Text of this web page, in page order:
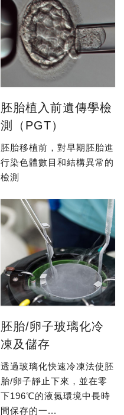
胚胎植入前遺傳學檢
測（PGT）
胚胎移植前，對早期胚胎進
行染色體數目和結構異常的
檢測
胚胎/卵子玻璃化冷
凍及儲存
透過玻璃化快速冷凍法使胚
胎/卵子靜止下來，並在零
下196℃的液氮環境中長時
間保存的一...